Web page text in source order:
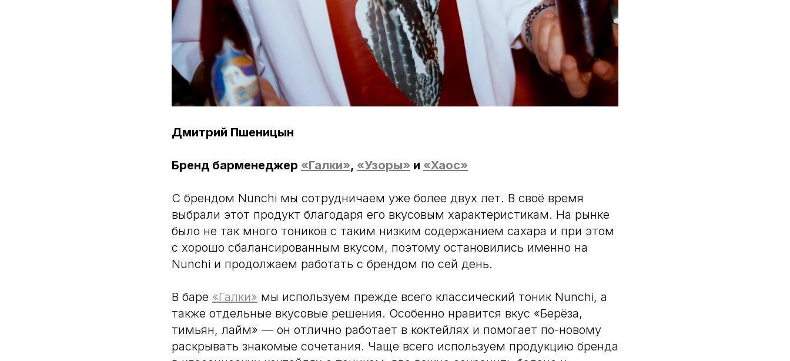
Дмитрий Пшеницын
Бренд барменеджер «Галки», «Узоры» и «Хаос»
С брендом Nunchi мы сотрудничаем уже более двух лет. В своё время
выбрали этот продукт благодаря его вкусовым характеристикам. На рынке
было не так много тоников с таким низким содержанием сахара и при этом
с хорошо сбалансированным вкусом, поэтому остановились именно на
Nunchi и продолжаем работать с брендом по сей день.
В баре «Галки» мы используем прежде всего классический тоник Nunchi, а
также отдельные вкусовые решения. Особенно нравится вкус «Берёза,
тимьян, лайм» — он отлично работает в коктейлях и помогает по-новому
раскрывать знакомые сочетания. Чаще всего используем продукцию бренда